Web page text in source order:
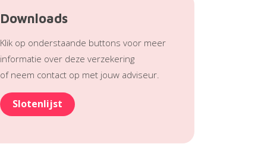
Downloads
Klik op onderstaande buttons voor meer
informatie over deze verzekering
of neem contact op met jouw adviseur.
Slotenlijst